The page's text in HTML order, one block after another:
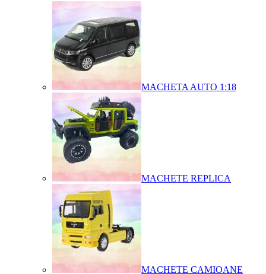
MACHETA AUTO 1:18
MACHETE REPLICA
MACHETE CAMIOANE